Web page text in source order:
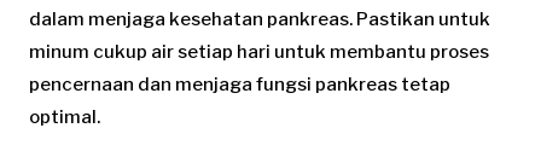
dalam menjaga kesehatan pankreas. Pastikan untuk
minum cukup air setiap hari untuk membantu proses
pencernaan dan menjaga fungsi pankreas tetap
optimal.